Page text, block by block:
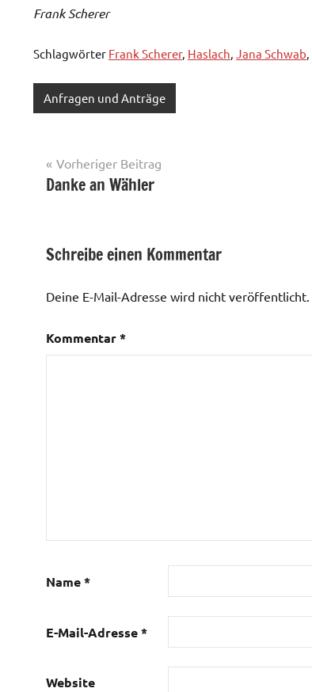
Frank Scherer
Schlagwörter Frank Scherer, Haslach Jana Schwab
Anfragen und Anträge
Vorheriger Beitrag
Danke an Wähler
Schreibe einen Kommentar
Deine E-Mail-Adresse wird nicht veröffentlicht.
Kommentar*
Name*
E-Mail-Adresse*
Website